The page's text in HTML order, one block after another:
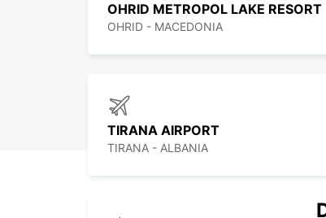
OHRID METROPOL LAKE RESORT
OHRID - MACEDONIA
TIRANA AIRPORT
TIRANA - ALBANIA